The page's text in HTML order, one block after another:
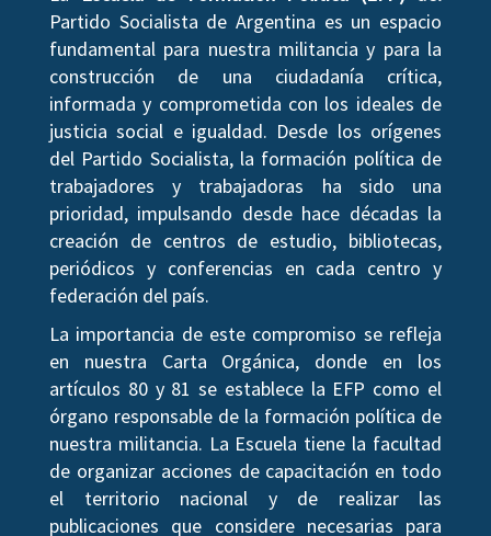
Partido Socialista de Argentina es un espacio
fundamental para nuestra militancia y para la
construcción de una ciudadanía crítica,
informada y comprometida con los ideales de
justicia social e igualdad. Desde los orígenes
del Partido Socialista, la formación política de
trabajadores y trabajadoras ha sido una
prioridad, impulsando desde hace décadas la
creación de centros de estudio, bibliotecas,
periódicos y conferencias en cada centro y
federación del país.
La importancia de este compromiso se refleja
en nuestra Carta Orgánica, donde en los
artículos 80 y 81 se establece la EFP como el
órgano responsable de la formación política de
nuestra militancia. La Escuela tiene la facultad
de organizar acciones de capacitación en todo
el territorio nacional y de realizar las
publicaciones que considere necesarias para